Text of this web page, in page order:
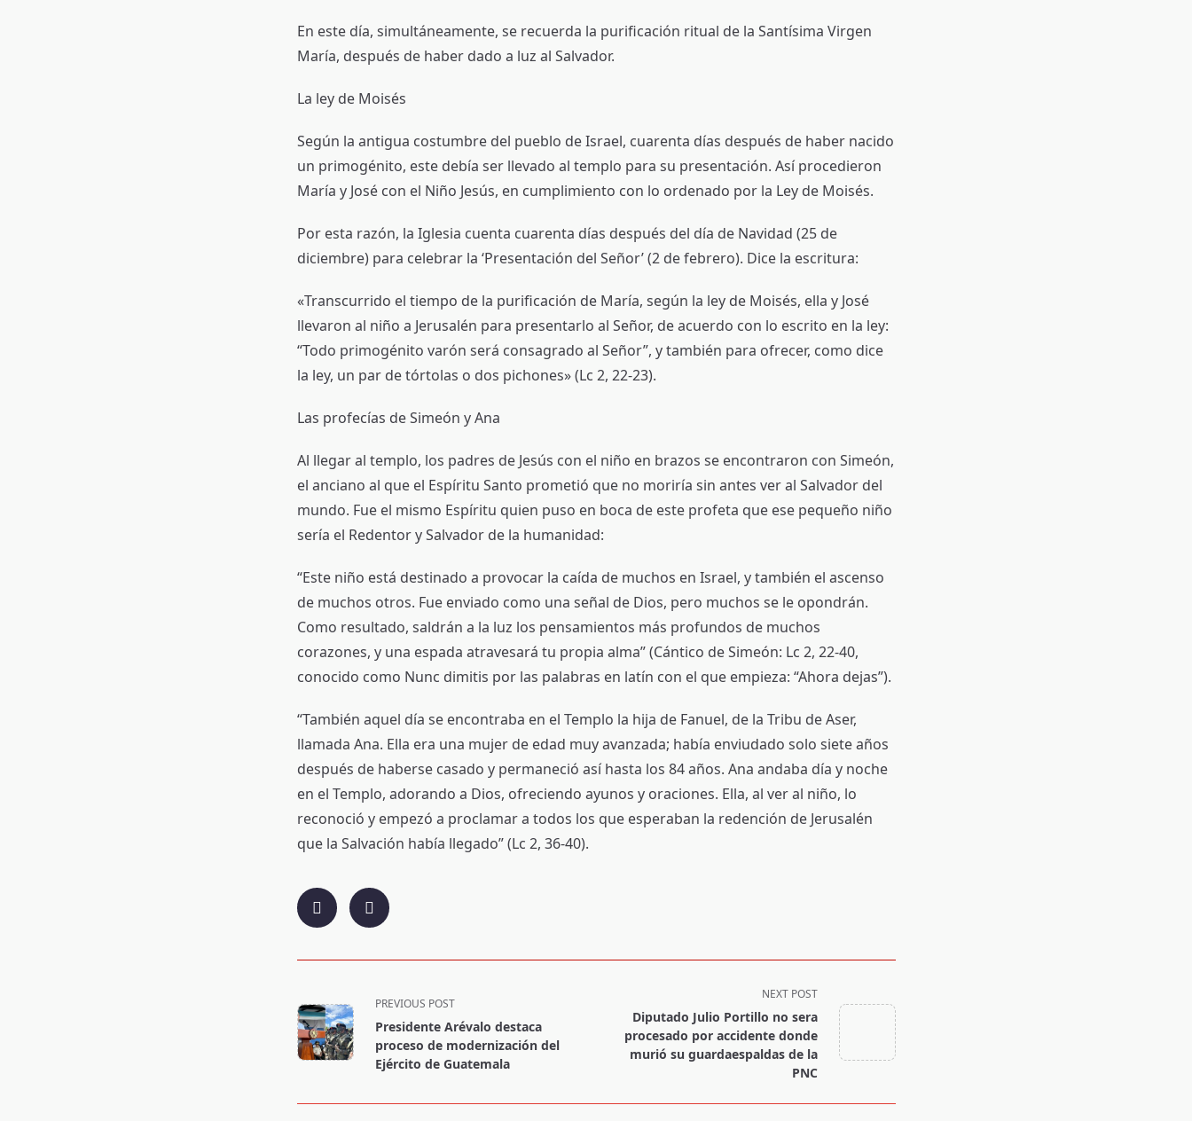
En este día, simultáneamente, se recuerda la purificación ritual de la Santísima Virgen
María, después de haber dado a luz al Salvador.
La ley de Moisés
Según la antigua costumbre del pueblo de Israel, cuarenta días después de haber nacido
un primogénito, este debía ser llevado al templo para su presentación. Así procedieron
María y José con el Niño Jesús, en cumplimiento con lo ordenado por la Ley de Moisés.
Por esta razón, la Iglesia cuenta cuarenta días después del día de Navidad (25 de
diciembre) para celebrar la ‘Presentación del Señor’ (2 de febrero). Dice la escritura:
«Transcurrido el tiempo de la purificación de María, según la ley de Moisés, ella y José
llevaron al niño a Jerusalén para presentarlo al Señor, de acuerdo con lo escrito en la ley:
“Todo primogénito varón será consagrado al Señor”, y también para ofrecer, como dice
la ley, un par de tórtolas o dos pichones» (Lc 2, 22-23).
Las profecías de Simeón y Ana
Al llegar al templo, los padres de Jesús con el niño en brazos se encontraron con Simeón,
el anciano al que el Espíritu Santo prometió que no moriría sin antes ver al Salvador del
mundo. Fue el mismo Espíritu quien puso en boca de este profeta que ese pequeño niño
sería el Redentor y Salvador de la humanidad:
“Este niño está destinado a provocar la caída de muchos en Israel, y también el ascenso
de muchos otros. Fue enviado como una señal de Dios, pero muchos se le opondrán.
Como resultado, saldrán a la luz los pensamientos más profundos de muchos
corazones, y una espada atravesará tu propia alma” (Cántico de Simeón: Lc 2, 22-40,
conocido como Nunc dimitis por las palabras en latín con el que empieza: “Ahora dejas”).
“También aquel día se encontraba en el Templo la hija de Fanuel, de la Tribu de Aser,
llamada Ana. Ella era una mujer de edad muy avanzada; había enviudado solo siete años
después de haberse casado y permaneció así hasta los 84 años. Ana andaba día y noche
en el Templo, adorando a Dios, ofreciendo ayunos y oraciones. Ella, al ver al niño, lo
reconoció y empezó a proclamar a todos los que esperaban la redención de Jerusalén
que la Salvación había llegado” (Lc 2, 36-40).
class="nav-
subtitle
screen-
PREVIOUS POST
Presidente Arévalo destaca
proceso de modernización del
Ejército de Guatemala
NEXT POST
Diputado Julio Portillo no sera
procesado por accidente donde
murió su guardaespaldas de la
PNC